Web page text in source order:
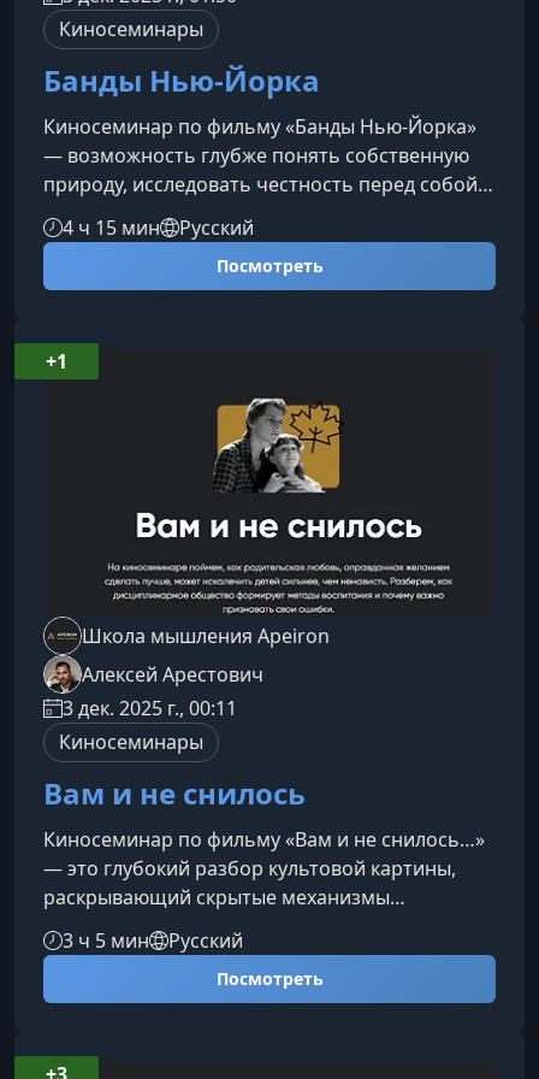
Киносеминары
Банды Нью-Йорка
Киносеминар по фильму «Банды Нью-Йорка»
— возможность глубже понять собственную
природу, исследовать честность перед собой и
увидеть, как наши ожидания и внутренние
страхи искажают восприятие реальности. Этот
разбор — продолжение семинара «Внутренняя
честность» и следующий шаг к возвращению к
контексте«Банды Нью-Йорка» — не просто
историческая драма, а плотное
художественное высказывание о власти,
страхе и человечес
4 ч 15 мин Русский
Посмотреть
Школа мышления Apeiron
Алексей Арестович
3 дек. 2025 г., 00:11
Киносеминары
Вам и не снилось
Киносеминар по фильму «Вам и не снилось…»
— это глубокий разбор культовой картины,
раскрывающий скрытые механизмы
воспитания, влияния взрослых и природу
подростковой любви. Семинар продолжает
цикл «Искусство воспитывать детей» и
фильме «Вам и не снилось…»Картина Ильи
3 ч 5 мин Русский
Посмотреть
+1